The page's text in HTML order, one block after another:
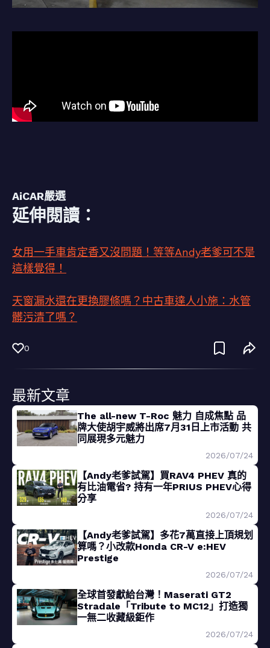
AiCAR嚴選
延伸閱讀：
女用一手車肯定香又沒問題！等等Andy老爹可不是
這樣覺得！
天窗漏水還在更換膠條嗎？中古車達人小施：水管
髒污清了嗎？
0
最新文章
The all-new T-Roc 魅力 自成焦點 品
牌大使胡宇威將出席7月31日上市活動 共
同展現多元魅力
2026/07/24
【Andy老爹試駕】買RAV4 PHEV 真的
有比油電省? 持有一年PRIUS PHEV心得
分享
2026/07/24
【Andy老爹試駕】多花7萬直接上頂規划
算嗎？小改款Honda CR-V e:HEV
Prestige
2026/07/24
全球首發獻給台灣！Maserati GT2
Stradale「Tribute to MC12」打造獨
一無二收藏級鉅作
2026/07/24